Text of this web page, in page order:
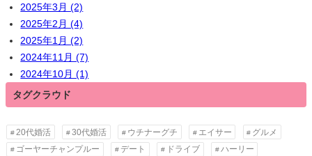
2025年3月 (2)
2025年2月 (4)
2025年1月 (2)
2024年11月 (7)
2024年10月 (1)
タグクラウド
20代婚活 30代婚活 ウチナーグチ エイサー
グルメ
ゴーヤーチャンプルー
デート ドライブ
ハーリー